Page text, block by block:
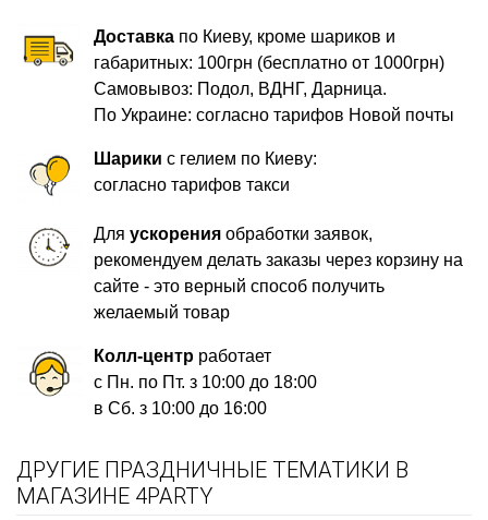
Доставка по Киеву, кроме шариков и
габаритных: 100грн (бесплатно от 1000грн)
Самовывоз: Подол, ВДНГ, Дарница.
По Украине: согласно тарифов Новой почты
Шарики с гелием по Киеву:
согласно тарифов такси
Дляускорения обработки заявок,
рекомендуем делать заказы через корзину на
сайте - это верный способ получить
желаемый товар
Колл-центр работает
с Пн. по Пт. з 10:00 до 18:00
в Сб. з 10:00 до 16:00
ДРУГИЕ ПРАЗДНИЧНЫЕ ТЕМАТИКИ В
МАГАЗИНЕ 4PARTY